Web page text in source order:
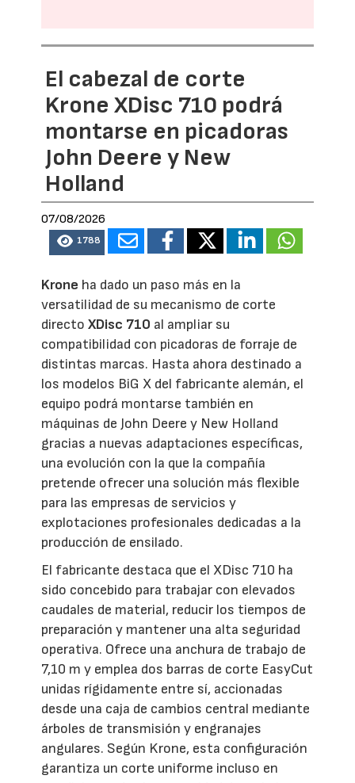
El cabezal de corte
Krone XDisc 710 podrá
montarse en picadoras
John Deere y New
Holland
07/08/2026
1788
Krone ha dado un paso más en la
versatilidad de su mecanismo de corte
directoXDisc 710 al ampliar su
compatibilidad con picadoras de forraje de
distintas marcas. Hasta ahora destinado a
los modelos BiG X del fabricante alemán, el
equipo podrá montarse también en
máquinas de John Deere y New Holland
gracias a nuevas adaptaciones específicas,
una evolución con la que la compañía
pretende ofrecer una solución más flexible
para las empresas de servicios y
explotaciones profesionales dedicadas a la
producción de ensilado.
El fabricante destaca que el XDisc 710 ha
sido concebido para trabajar con elevados
caudales de material, reducir los tiempos de
preparación y mantener una alta seguridad
operativa. Ofrece una anchura de trabajo de
7,10 m y emplea dos barras de corte EasyCut
unidas rígidamente entre sí, accionadas
desde una caja de cambios central mediante
árboles de transmisión y engranajes
angulares. Según Krone, esta configuración
garantiza un corte uniforme incluso en